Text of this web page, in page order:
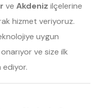
ve Akdeniz ilçelerine
hizmet veriyoruz.
uygun
ve size ilk
ediyor.